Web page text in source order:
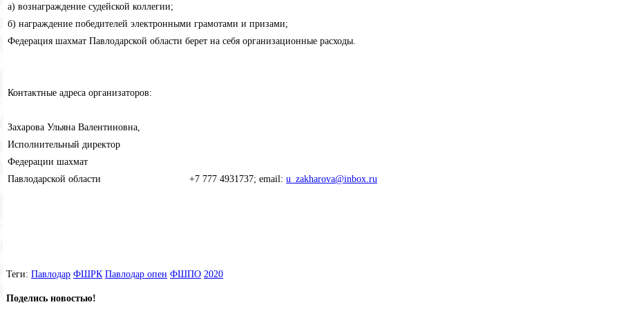
а) вознаграждение судейской коллегии;
б) награждение победителей электронными грамотами и призами;
Федерация шахмат Павлодарской области берет на себя организационные расходы.
Контактные адреса организаторов:
Захарова Ульяна Валентиновна,
Исполнительный директор
Федерации шахмат
Павлодарской области +7 777 4931737; email: u_zakharova@inbox.ru
Теги: Павлодар ФШРК Павлодар опен ФШПО 2020
Поделись новостью!